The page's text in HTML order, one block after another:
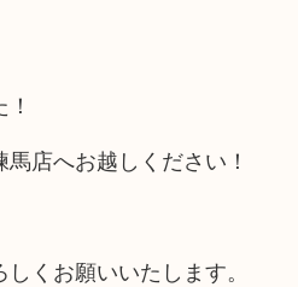
店へお越しください！
くお願いいたします。